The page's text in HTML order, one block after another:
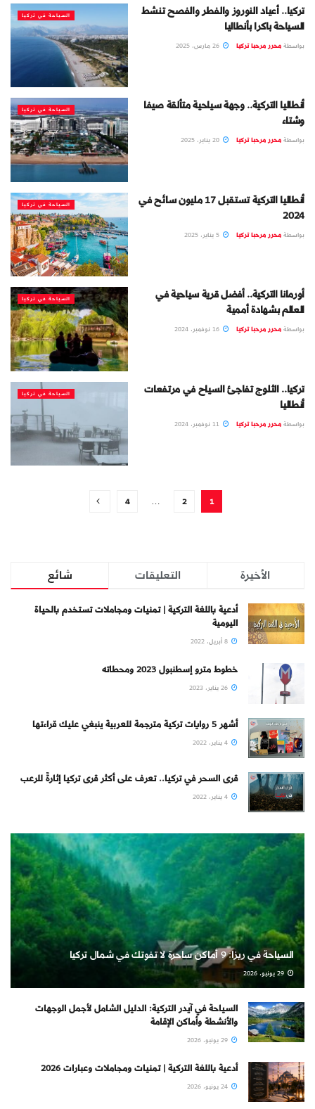
السياحة في تركيا
تركيا.. أعياد النوروز والفطر والفصح تنشط
السياحة باكرا بأنطاليا
بواسطةمحرر مرحبا تركيا
السياحة في تركيا
أنطاليا التركية.. وجهة سياحية متألقة صيفا
وشتاء
بواسطةمحرر مرحبا تركيا
السياحة في تركيا
أنطاليا التركية تستقبل 17 مليون سائح في
2024
بواسطةمحرر مرحبا تركيا
السياحة في تركيا
أورمانا التركية.. أفضل قرية سياحية في
العالم بشهادة أممية
بواسطةمحرر مرحبا تركيا
السياحة في تركيا
تركيا.. الثلوج تفاجئ السياح في مرتفعات
أنطاليا
بواسطةمحرر مرحبا تركيا
1
2
…
4
شائع التعليقات الأخيرة
أدعية باللغة التركية | تمنيات ومجاملات تستخدم بالحياة
اليومية
خطوط مترو إسطنبول 2023 ومحطاته
أشهر 5 روايات تركية مترجمة للعربية ينبغي عليك قراءتها
قرى السحر في تركيا.. تعرف على أكثر قرى تركيا إثارةً للرعب
السياحة في ريزا: 9 أماكن ساحرة لا تفوتك في شمال تركيا
السياحة في آيدر التركية: الدليل الشامل لأجمل الوجهات
والأنشطة وأماكن الإقامة
أدعية باللغة التركية | تمنيات ومجاملات وعبارات 2026